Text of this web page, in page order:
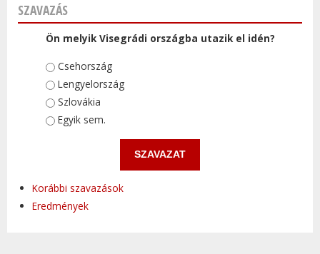
SZAVAZÁS
Ön melyik Visegrádi országba utazik el idén?
Választások
Csehország
Lengyelország
Szlovákia
Egyik sem.
Korábbi szavazások
Eredmények